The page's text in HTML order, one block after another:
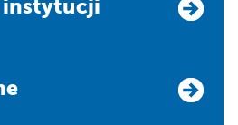
instytucji